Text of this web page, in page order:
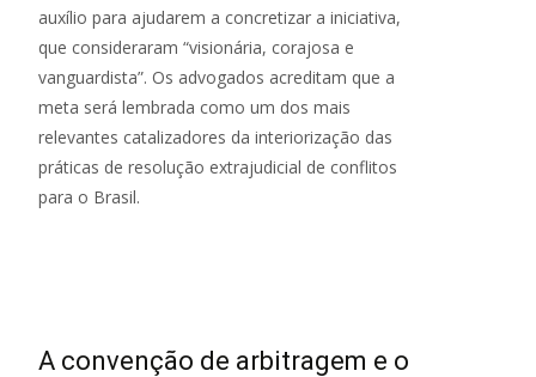
auxílio para ajudarem a concretizar a iniciativa,
que consideraram “visionária, corajosa e
vanguardista”. Os advogados acreditam que a
meta será lembrada como um dos mais
relevantes catalizadores da interiorização das
práticas de resolução extrajudicial de conflitos
para o Brasil.
A convenção de arbitragem e o